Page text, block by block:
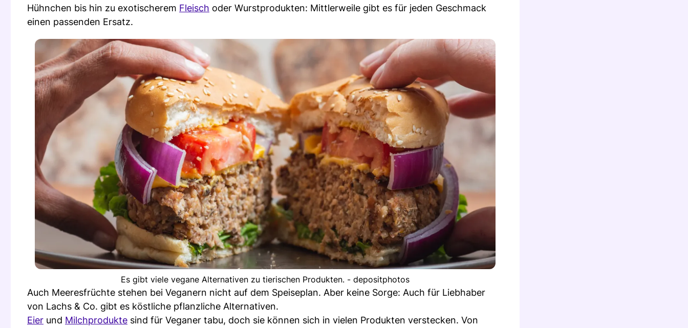
Hühnchen bis hin zu exotischerem Fleisch oder Wurstprodukten: Mittlerweile gibt es für jeden Geschmack
einen passenden Ersatz.
Es gibt viele vegane Alternativen zu tierischen Produkten. - depositphotos
Auch Meeresfrüchte stehen bei Veganern nicht auf dem Speiseplan. Aber keine Sorge: Auch für Liebhaber
von Lachs & Co. gibt es köstliche pflanzliche Alternativen.
Eier und Milchprodukte sind für Veganer tabu, doch sie können sich in vielen Produkten verstecken. Von